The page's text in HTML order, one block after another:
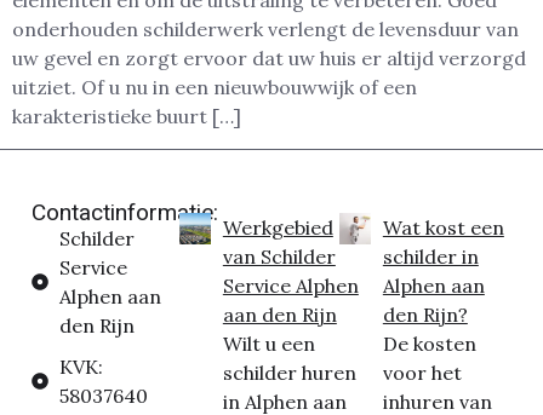
onderhouden schilderwerk verlengt de levensduur van
uw gevel en zorgt ervoor dat uw huis er altijd verzorgd
uitziet. Of u nu in een nieuwbouwwijk of een
karakteristieke buurt […]
Contactinformatie:
Schilder
Service
Alphen aan
den Rijn
KVK:
58037640
Werkgebied
van Schilder
Service Alphen
aan den Rijn
Wilt u een
schilder huren
in Alphen aan
Wat kost een
schilder in
Alphen aan
den Rijn?
De kosten
voor het
inhuren van